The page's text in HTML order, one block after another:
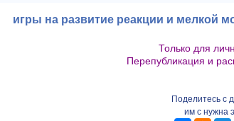
игры на развитие реакции и мелкой
Только для
Перепубликация и
Поделитесь с
им с нужна